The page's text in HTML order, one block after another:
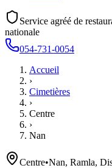
Service agréé de
nationale
054-731-0054
Accueil
›
Cimetières
›
Centre
›
Nan
Centre•Nan, Ramla,